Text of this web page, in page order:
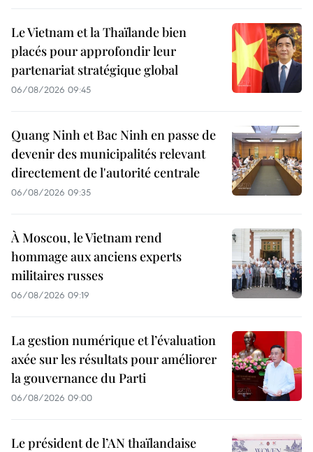
Le Vietnam et la Thaïlande bien
placés pour approfondir leur
partenariat stratégique global
06/08/2026 09:45
Quang Ninh et Bac Ninh en passe de
devenir des municipalités relevant
directement de l'autorité centrale
06/08/2026 09:35
À Moscou, le Vietnam rend
hommage aux anciens experts
militaires russes
06/08/2026 09:19
La gestion numérique et l’évaluation
axée sur les résultats pour améliorer
la gouvernance du Parti
06/08/2026 09:00
Le président de l’AN thaïlandaise